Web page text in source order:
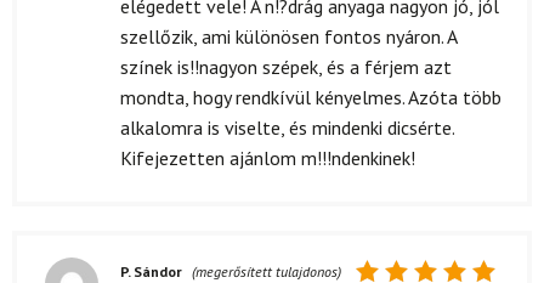
elégedett vele! A n!?drág anyaga nagyon jó, jól
szellőzik, ami különösen fontos nyáron. A
színek is!!nagyon szépek, és a férjem azt
mondta, hogy rendkívül kényelmes. Azóta több
alkalomra is viselte, és mindenki dicsérte.
Kifejezetten ajánlom m!!!ndenkinek!
P. Sándor (megerősített tulajdonos)